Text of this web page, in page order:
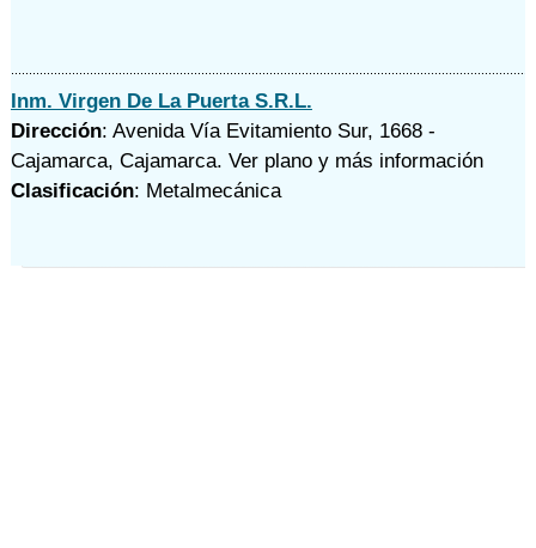
Inm. Virgen De La Puerta S.R.L.
Dirección: Avenida Vía Evitamiento Sur, 1668 -
Cajamarca, Cajamarca. Ver plano y más información
Clasificación: Metalmecánica